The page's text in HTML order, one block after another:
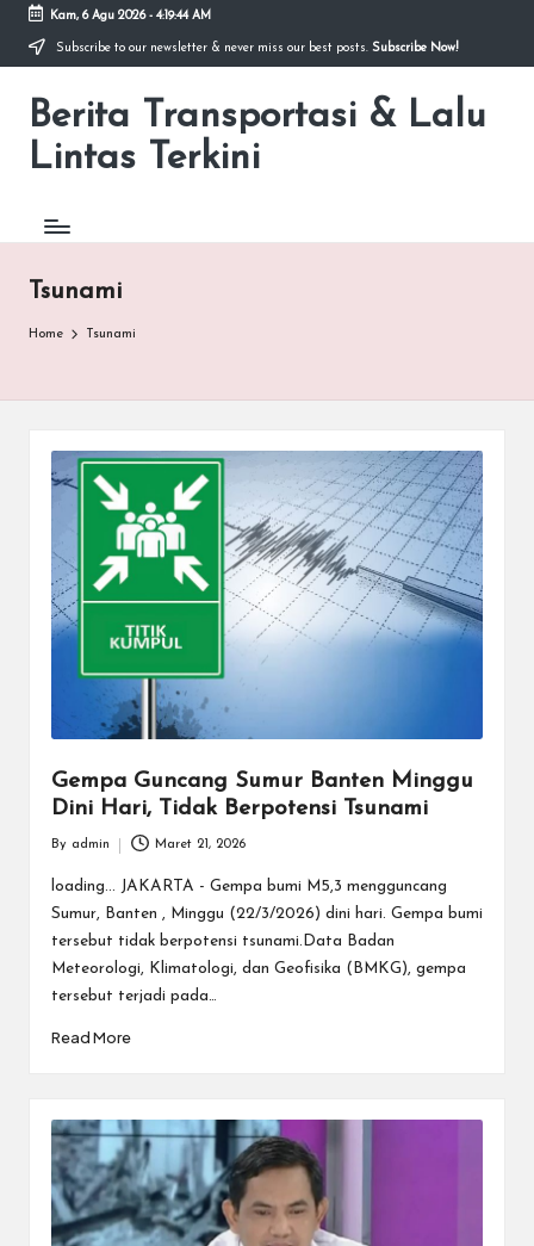
Skip
content
Kam, 6 Agu 2026- 4:19:44 AM
Subscribe to our newsletter & never miss our best posts. Subscribe Now!
Berita Transportasi & Lalu
Lintas Terkini
premancity.biz.id
Tsunami
Home Tsunami
Gempa Guncang Sumur Banten Minggu
Dini Hari, Tidak Berpotensi Tsunami
by
By admin Maret 21, 2026
loading... JAKARTA - Gempa bumi M5,3 mengguncang
Sumur, Banten , Minggu (22/3/2026) dini hari. Gempa bumi
tersebut tidak berpotensi tsunami.Data Badan
Meteorologi, Klimatologi, dan Geofisika (BMKG), gempa
tersebut terjadi pada…
Read More